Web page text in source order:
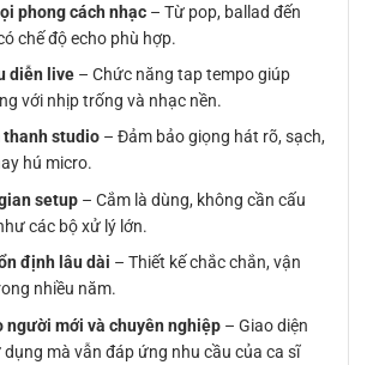
phong cách nhạc – Từ pop, ballad đến
chế độ echo phù hợp.
diễn live – Chức năng tap tempo giúp
với nhịp trống và nhạc nền.
thanh studio – Đảm bảo giọng hát rõ, sạch,
hú micro.
setup – Cắm là dùng, không cần cấu
các bộ xử lý lớn.
định lâu dài – Thiết kế chắc chắn, vận
nhiều năm.
người mới và chuyên nghiệp – Giao diện
dụng mà vẫn đáp ứng nhu cầu của ca sĩ